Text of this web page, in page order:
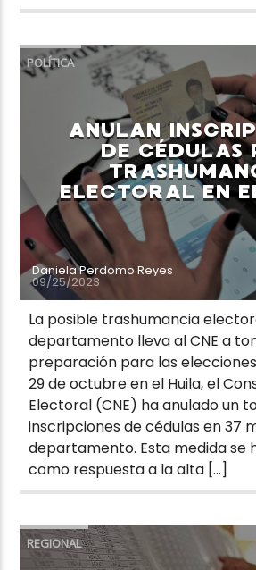
POLÍTICA
ANULAN
DE CÉDULAS
ELECTORAL EN
Daniela Perdomo Reyes
09/25/2023
La posible trashumancia
departamento lleva al CNE a
preparación para las
29 de octubre en el Huila, el
Electoral (CNE) ha anulado un
inscripciones de cédulas en 37
departamento. Esta medida se
como respuesta a la alta […]
REGIONAL